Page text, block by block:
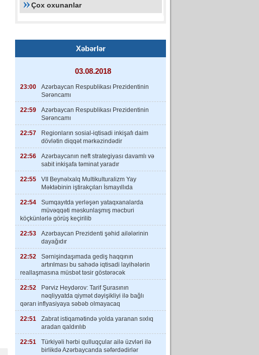
Çox oxunanlar
Xəbərlər
03.08.2018
23:00
Azərbaycan Respublikası Prezidentinin
Sərəncamı
22:59
Azərbaycan Respublikası Prezidentinin
Sərəncamı
22:57
Regionların sosial-iqtisadi inkişafı daim
dövlətin diqqət mərkəzindədir
22:56
Azərbaycanın neft strategiyası davamlı və
sabit inkişafa təminat yaradır
22:55
VII Beynəlxalq Multikulturalizm Yay
Məktəbinin iştirakçıları İsmayıllıda
22:54
Sumqayıtda yerləşən yataqxanalarda
müvəqqəti məskunlaşmış məcburi
köçkünlərlə görüş keçirilib
22:53
Azərbaycan Prezidenti şəhid ailələrinin
dayağıdır
22:52
Sərnişindaşımada gediş haqqının
artırılması bu sahədə iqtisadi layihələrin
reallaşmasına müsbət təsir göstərəcək
22:52
Pərviz Heydərov: Tarif Şurasının
nəqliyyatda qiymət dəyişikliyi ilə bağlı
qərarı inflyasiyaya səbəb olmayacaq
22:51
Zabrat istiqamətində yolda yaranan sıxlıq
aradan qaldırılıb
22:51
Türkiyəli hərbi qulluqçular ailə üzvləri ilə
birlikdə Azərbaycanda səfərdədirlər